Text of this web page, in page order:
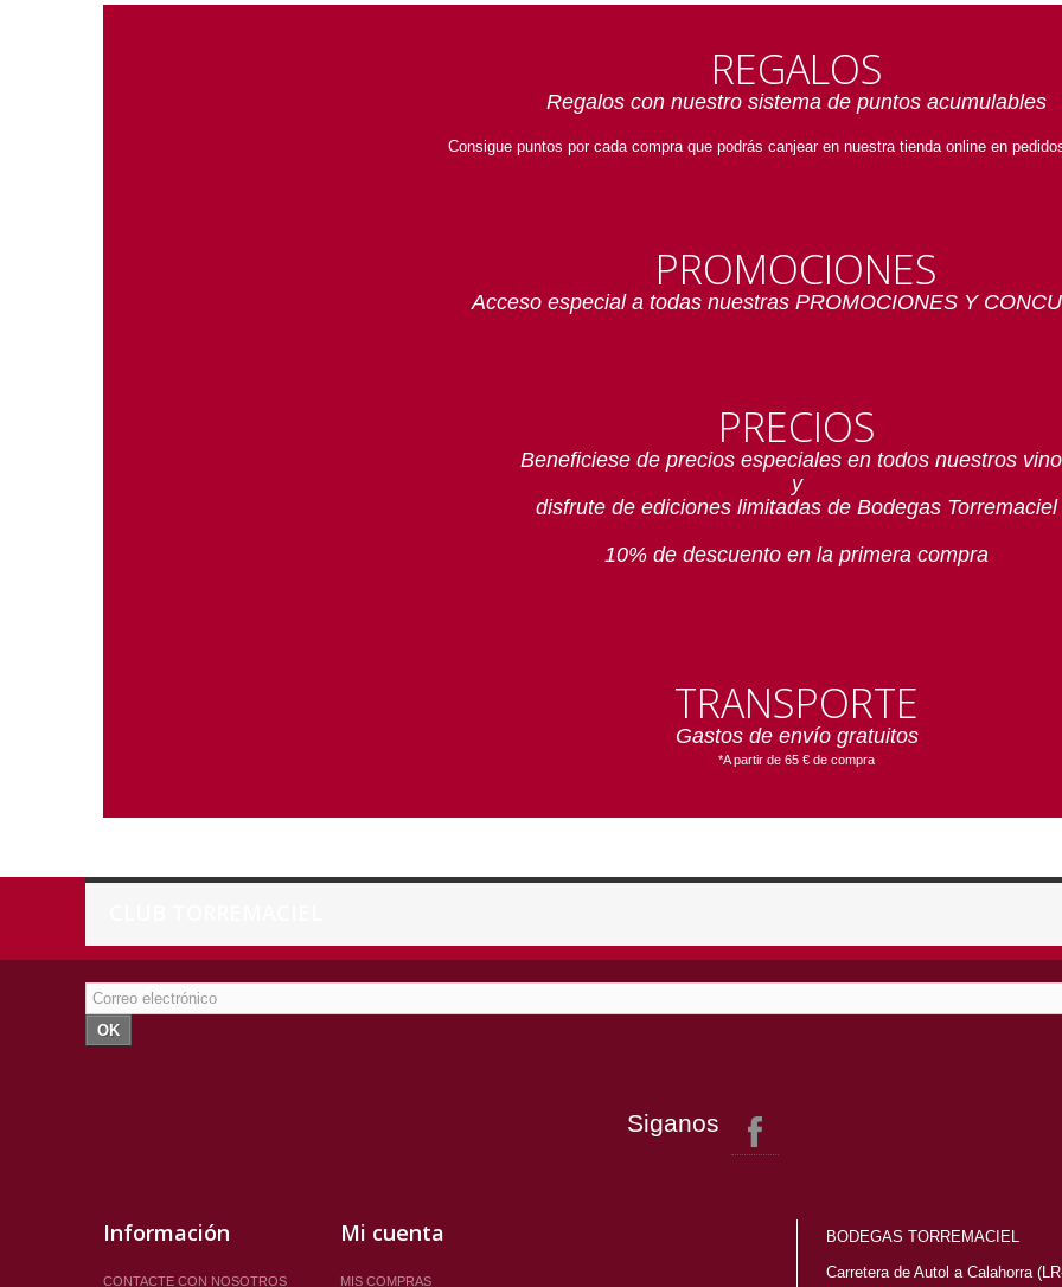
REGALOS
Regalos con nuestro sistema de puntos acumulables
Consigue puntos por cada compra que podrás canjear en nuestra tienda online en
PROMOCIONES
Acceso especial a todas nuestras PROMOCIONES Y
PRECIOS
Beneficiese de precios especiales en todos nuestros
y
disfrute de ediciones limitadas de Bodegas Torremaciel
10% de descuento en la primera compra
TRANSPORTE
Gastos de envío gratuitos
*A partir de 65 € de compra
OK
Siganos
Información
CONTACTE CON NOSOTROS
Mi cuenta
MIS COMPRAS
BODEGAS TORREMACIEL
Carretera de Autol a Calahorra